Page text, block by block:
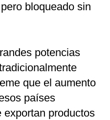
bloqueado sin
potencias
que el aumento
países
exportan productos